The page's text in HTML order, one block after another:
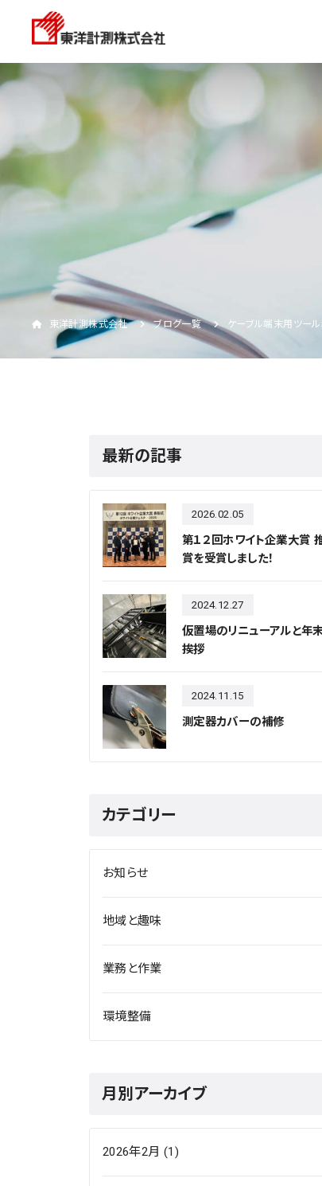
東洋計測株式会社 ブログ一覧 ケーブル端末用ツー
最新の記事
2026.02.05
第１２回ホワイト企業大賞
賞を受賞しました！
2024.12.27
仮置場のリニューアルと年
挨拶
2024.11.15
測定器カバーの補修
カテゴリー
お知らせ
地域と趣味
業務と作業
環境整備
月別アーカイブ
2026年2月 (1)